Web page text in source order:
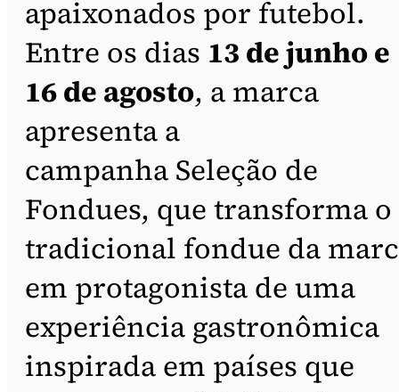
apaixonados por futebol.
Entre os dias 13 de junho e
16 de agosto, a marca
apresenta a
campanha Seleção de
Fondues, que transforma o
tradicional fondue da
em protagonista de uma
experiência gastronômica
inspirada em países que